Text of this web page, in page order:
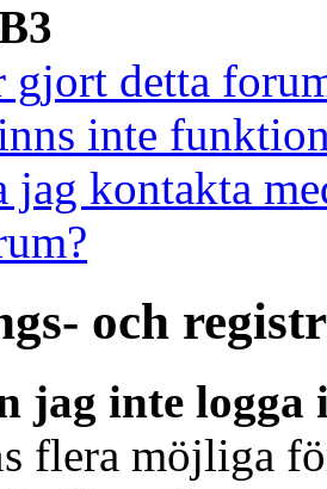
gjort detta
inte
jag kontakta
och
jag inte logga
flera möjliga